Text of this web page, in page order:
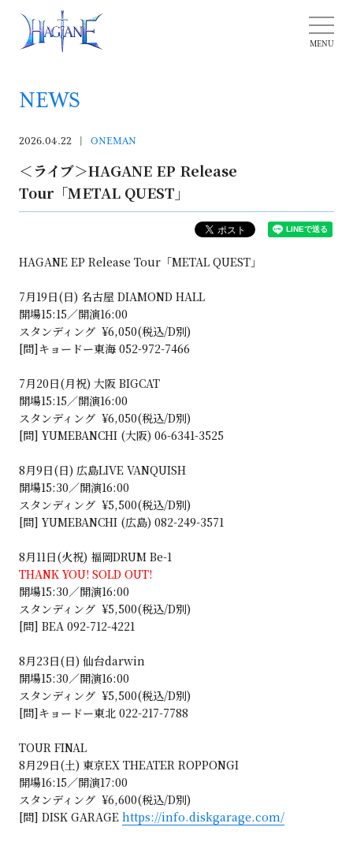
NEWS
2026.04.22 ONEMAN
＜ライブ＞HAGANE EP Release
Tour「METAL QUEST」
HAGANE EP Release Tour「METAL QUEST」
7月19日(日) 名古屋 DIAMOND HALL
開場15:15／開演16:00
スタンディング ¥6,050(税込/D別)
[問]キョードー東海 052-972-7466
7月20日(月祝) 大阪 BIGCAT
開場15:15／開演16:00
スタンディング ¥6,050(税込/D別)
[問] YUMEBANCHI (大阪) 06-6341-3525
8月9日(日) 広島LIVE VANQUISH
開場15:30／開演16:00
スタンディング ¥5,500(税込/D別)
[問] YUMEBANCHI (広島) 082-249-3571
8月11日(火祝) 福岡DRUM Be-1
THANK YOU! SOLD OUT!
開場15:30／開演16:00
スタンディング ¥5,500(税込/D別)
[問] BEA 092-712-4221
8月23日(日) 仙台darwin
開場15:30／開演16:00
スタンディング ¥5,500(税込/D別)
[問]キョードー東北 022-217-7788
TOUR FINAL
8月29日(土) 東京EX THEATER ROPPONGI
開場16:15／開演17:00
スタンディング ¥6,600(税込/D別)
[問] DISK GARAGE https://info.diskgarage.com/